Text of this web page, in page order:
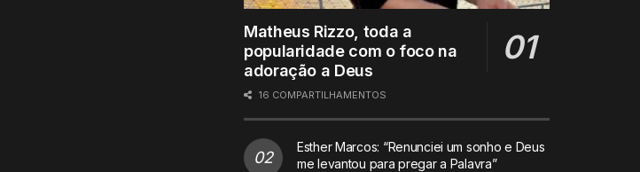
Matheus Rizzo, toda a
popularidade com o foco na
adoração a Deus
16 COMPARTILHAMENTOS
Esther Marcos: “Renunciei um sonho e Deus
me levantou para pregar a Palavra”